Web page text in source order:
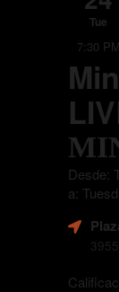
Tue
7:30 PM
Desde:
a: